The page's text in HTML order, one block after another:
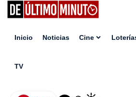
Inicio Noticias Cine
TV